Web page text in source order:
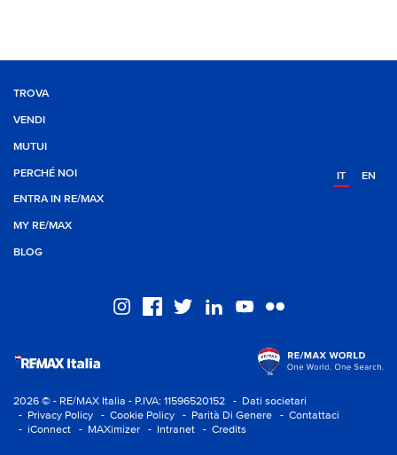
TROVA
VENDI
MUTUI
PERCHÉ NOI
ENTRA IN RE/MAX
MY RE/MAX
BLOG
IT EN
2026 © - RE/MAX Italia - P.IVA: 11596520152
- Dati societari
- Privacy Policy
- Cookie Policy - Parità Di Genere
- Contattaci
- iConnect
- MAXimizer - Intranet - Credits